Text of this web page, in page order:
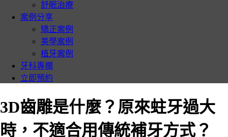
舒眠治療
案例分享
矯正案例
美學案例
植牙案例
牙科專欄
立即預約
3D齒雕是什麼？原來蛀牙過大
時，不適合用傳統補牙方式？